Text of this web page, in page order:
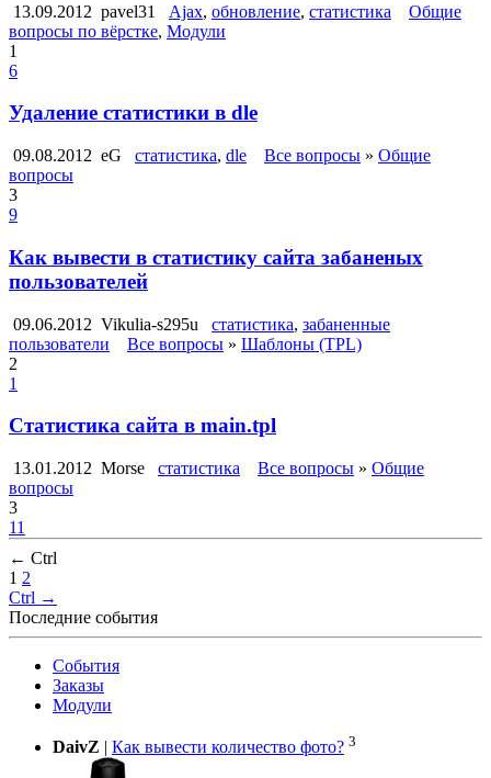
13.09.2012 pavel31 Ajax, обновление, статистика
Общие
вопросы по вёрстке, Модули
1
6
Удаление статистики в dle
09.08.2012 eG статистика, dle Все вопросы » Общие
вопросы
3
9
Как вывести в статистику сайта забаненых
пользователей
09.06.2012 Vikulia-s295u статистика, забаненные
пользователи
Все вопросы » Шаблоны (TPL)
2
1
Статистика сайта в main.tpl
13.01.2012 Morse статистика Все вопросы » Общие
вопросы
3
11
← Ctrl
1 2
Ctrl →
Последние события
События
Заказы
Модули
DaivZ | Как вывести количество фото? 3